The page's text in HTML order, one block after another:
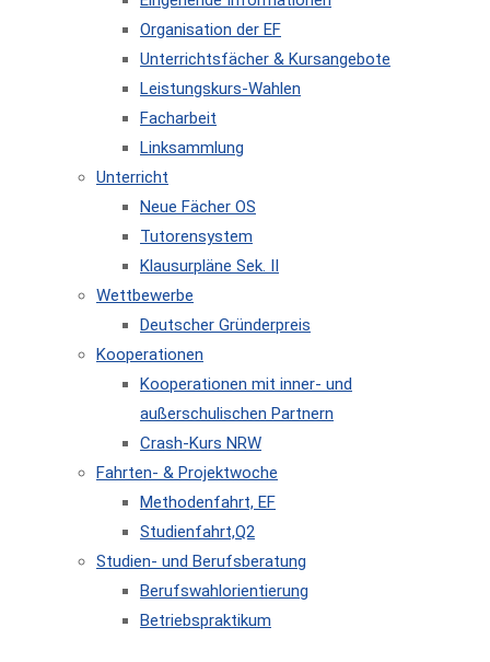
Organisation der EF
Unterrichtsfächer & Kursangebote
Leistungskurs-Wahlen
Facharbeit
Linksammlung
Unterricht
Neue Fächer OS
Tutorensystem
Klausurpläne Sek. II
Wettbewerbe
Deutscher Gründerpreis
Kooperationen
Kooperationen mit inner- und
außerschulischen Partnern
Crash-Kurs NRW
Fahrten- & Projektwoche
Methodenfahrt, EF
Studienfahrt,Q2
Studien- und Berufsberatung
Berufswahlorientierung
Betriebspraktikum